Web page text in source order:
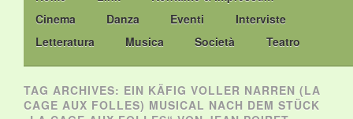
to
content
Cinema
Danza Eventi
Interviste
Letteratura
Musica Società Teatro
TAG ARCHIVES: EIN KÄFIG VOLLER NARREN (LA
CAGE AUX FOLLES) MUSICAL NACH DEM STÜCK